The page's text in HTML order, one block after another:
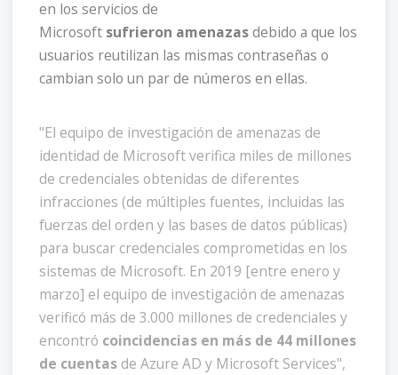
en los servicios de
Microsoft sufrieron amenazasdebido a que los
usuarios reutilizan las mismas contraseñas o
cambian solo un par de números en ellas.
"El equipo de investigación de amenazas de
identidad de Microsoft verifica miles de millones
de credenciales obtenidas de diferentes
infracciones (de múltiples fuentes, incluidas las
fuerzas del orden y las bases de datos públicas)
para buscar credenciales comprometidas en los
sistemas de Microsoft. En 2019 [entre enero y
marzo] el equipo de investigación de amenazas
verificó más de 3.000 millones de credenciales y
encontró coincidencias en más de 44 millones
de cuentas de Azure AD y Microsoft Services",